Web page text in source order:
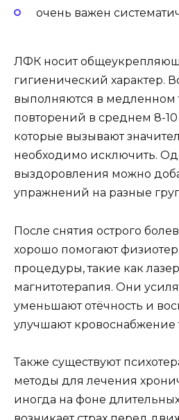
очень важен
ЛФК носит
гигиенический характер.
выполняются в медленном
повторений в среднем 8-
которые вызывают
необходимо исключить.
выздоровления можно
упражнений на разные
После снятия острого
хорошо помогают
процедуры, такие как
магнитотерапия. Они
уменьшают отёчность и
улучшают кровоснабжение
Также существуют
методы для лечения
иногда на фоне